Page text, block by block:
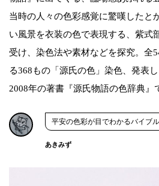
当時の人々の色彩感覚に驚嘆したと
い風景を衣装の色で表現する、紫式
受け、染色法や素材などを探究。全
る368もの「源氏の色」染色、発表
2008年の著書『源氏物語の色辞典』
平安の色彩が目でわかるバイブル
あきみず